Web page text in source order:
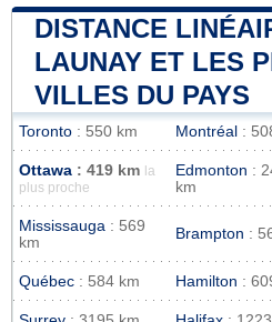
DISTANCE
LAUNAY ET LES
VILLES DU PAYS
Toronto : 550 km Montréal :
Ottawa : 419 km
la
plus proche
Edmonton :
km
Mississauga : 569
km
Brampton :
Québec : 584 km Hamilton :